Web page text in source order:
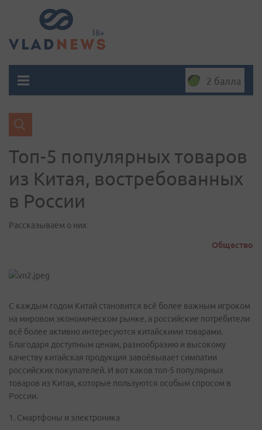
2 балла
Топ-5 популярных товаров
из Китая, востребованных
в России
Рассказываем о них
Общество
С каждым годом Китай становится всё более важным игроком
на мировом экономическом рынке, а российские потребители
всё более активно интересуются китайскими товарами.
Благодаря доступным ценам, разнообразию и высокому
качеству китайская продукция завоёвывает симпатии
российских покупателей. И вот каков топ-5 популярных
товаров из Китая, которые пользуются особым спросом в
России.
1. Смартфоны и электроника